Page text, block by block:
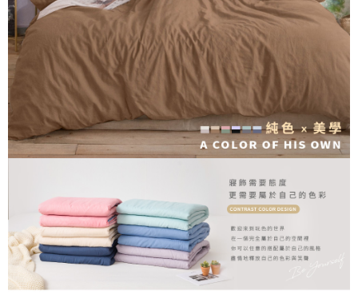
1.分期款項不併入電信帳單，「大哥付你分期」於每月結算日後寄送繳費提
醒簡訊。
2.透過簡訊連結打開帳單後，可選擇「超商條碼／台灣大直營門市／銀行轉
帳／街口支付／iPASS MONEY」等通路繳費。
【注意事項】
1.本服務係由「台灣大哥大股份有限公司」（以下簡稱本公司）所提供，讓
用戶於交易時，得透過本服務購買商品或服務，並由商店將買賣／分期付款
買賣價金債權讓與本公司後，依約使用本公司帳單繳交帳款。
2.基於同意付款使用「大哥付你分期」之契約關係目的，商店將以您的個人
資料（包含姓名、電話或地址）提供予台灣大哥大進項蒐集、處理及利用，
https://oppay.tw/userRule
【「AFTEE先享後付」結帳流程】
１．於結帳方式選擇「AFTEE先享後付」後，將跳轉至「AFTEE先享後付」
結帳頁面，進行簡訊認證並確認金額後，即可完成結帳。
２．訂單成立數日內，您將收到繳費通知簡訊。
３．收到繳費通知簡訊後14天內，點擊此簡訊中的連結，可透過四大超商／
ATM／網路銀行／等多元方式進行付款，方視為交易完成。
※ 請注意：結帳手續完成當下不需立刻繳費，但若您需要取消訂單，請聯絡
購買商品的店家。未經商家同意取消之訂單仍視為有效，需透過AFTEE先享
後付繳納相關費用。
※ 交易是否成功請以「AFTEE先享後付 」之結帳頁面顯示為準，若有關於
是否繳費成功／繳費後需取消欲退款等相關疑問，請聯繫「AFTEE先享後付
【注意事項】
１．透過由恩沛科技股份有限公司提供之「AFTEE先享後付」服務完成之交
易，需依本服務之必要範圍內提供個人資料，並將交易相關給付款項請求債
權轉讓予恩沛科技股份有限公司。
２．關於個人資料處理事宜，請瀏覽以下網址：
https://aftee.tw/terms/#terms3
３．未成年的使用者請事先徵得法定代理人或監護人之同意方可使用
運送方式
全家取貨付款
每筆NT$60，滿NT$699(含以上)免運費
付款後全家取貨
每筆NT$60，滿NT$699(含以上)免運費
7-11取貨付款
每筆NT$60，滿NT$999(含以上)免運費
新竹貨運
每筆NT$80，滿NT$999(含以上)免運費